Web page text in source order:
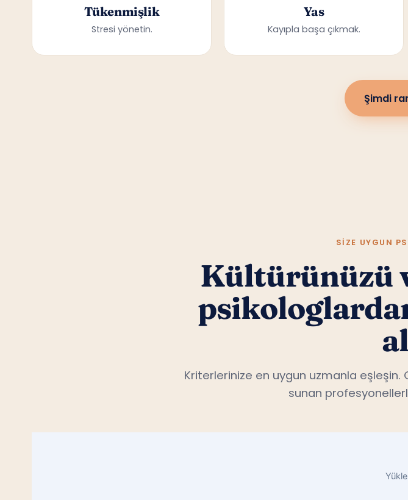
Tükenmişlik
Stresi yönetin.
Yas
Kayıpla başa çıkmak.
Şimdi
SIZE UYGUN
Kültürünüzü
Kriterlerinize en uygun uzmanla
sunan